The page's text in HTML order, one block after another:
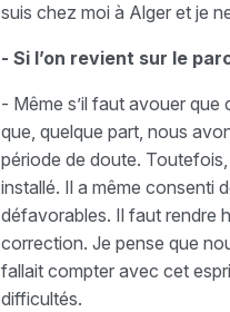
suis chez moi à Alger et je
- Si l’on revient sur le
- Même s’il faut avouer que
que, quelque part, nous
période de doute.
installé. Il a même consenti
défavorables. Il faut rendre
correction. Je pense que
fallait compter avec cet
difficultés.